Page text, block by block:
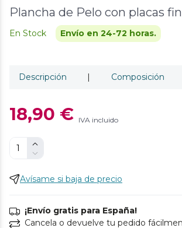
Plancha de Pelo con placas
En Stock Envío en 24-72 horas.
Descripción | Composición
18,90 € IVA incluido
Avísame si baja de precio
¡Envío gratis para España!
Cancela o devuelve tu pedido